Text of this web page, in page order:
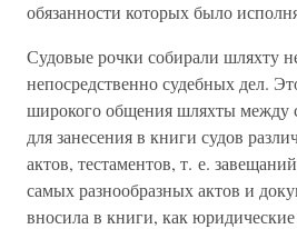
обязанности которых было
Судовые рочки собирали шляхту
непосредственно судебных дел.
широкого общения шляхты между
для занесения в книги судов
актов, тестаментов, т. е.
самых разнообразных актов и
вносила в книги, как